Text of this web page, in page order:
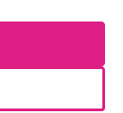
appel à...